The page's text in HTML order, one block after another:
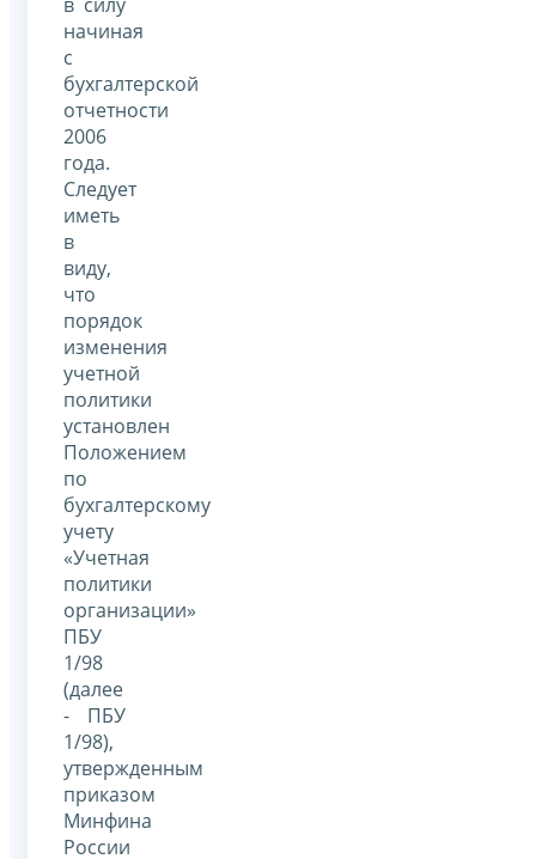
начиная
с
бухгалтерской
отчетности
2006
года.
Следует
иметь
в
виду,
что
порядок
изменения
учетной
политики
установлен
Положением
по
бухгалтерскому
учету
«Учетная
политики
организации»
ПБУ
1/98
(далее
- ПБУ
1/98),
утвержденным
приказом
Минфина
России